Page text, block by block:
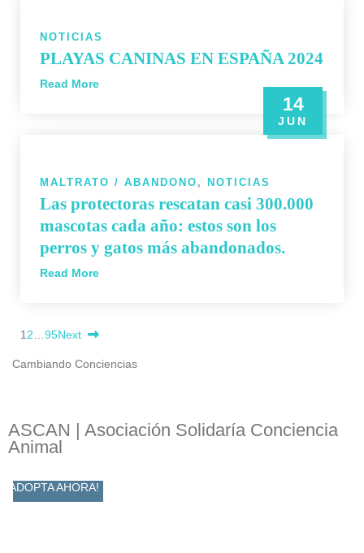
NOTICIAS
PLAYAS CANINAS EN ESPAÑA 2024
Read More
14
JUN
MALTRATO / ABANDONO , NOTICIAS
Las protectoras rescatan casi 300.000
mascotas cada año: estos son los
perros y gatos más abandonados.
Read More
12…95Next
Cambiando Conciencias
ASCAN | Asociación Solidaría Conciencia
Animal
ADOPTA AHORA!